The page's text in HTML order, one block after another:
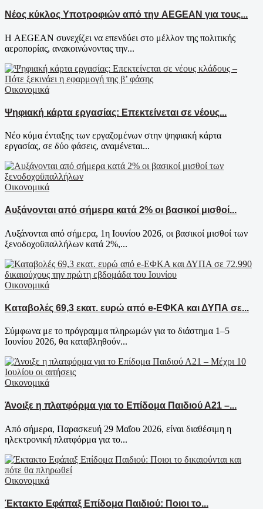
Νέος κύκλος Υποτροφιών από την AEGEAN για τους...
Η AEGEAN συνεχίζει να επενδύει στο μέλλον της πολιτικής
αεροπορίας, ανακοινώνοντας την...
Οικονομικά
Ψηφιακή κάρτα εργασίας: Επεκτείνεται σε νέους...
Νέο κύμα ένταξης των εργαζομένων στην ψηφιακή κάρτα
εργασίας, σε δύο φάσεις, αναμένεται...
Οικονομικά
Aυξάνονται από σήμερα κατά 2% οι βασικοί μισθοί...
Αυξάνονται από σήμερα, 1η Ιουνίου 2026, οι βασικοί μισθοί των
ξενοδοχοϋπαλλήλων κατά 2%,...
Οικονομικά
Καταβολές 69,3 εκατ. ευρώ από e-ΕΦΚΑ και ΔΥΠΑ σε...
Σύμφωνα με το πρόγραμμα πληρωμών για το διάστημα 1–5
Ιουνίου 2026, θα καταβληθούν...
Οικονομικά
Άνοιξε η πλατφόρμα για το Επίδομα Παιδιού Α21 –...
Από σήμερα, Παρασκευή 29 Μαΐου 2026, είναι διαθέσιμη η
ηλεκτρονική πλατφόρμα για το...
Οικονομικά
Έκτακτο Εφάπαξ Επίδομα Παιδιού: Ποιοι το...